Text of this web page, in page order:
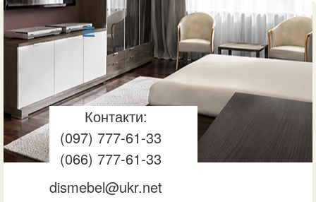
Контакти:
(097) 777-61-33
(066) 777-61-33
dismebel@ukr.net